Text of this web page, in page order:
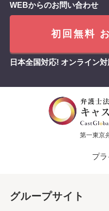
WEBからのお問い合わせ
初回無料
日本全国対応! オンライン
第一東京
プ
グループサイト